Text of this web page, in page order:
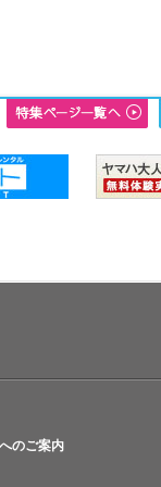
のご案内